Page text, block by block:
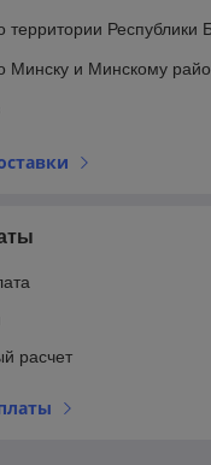
территории Республики
Минску и Минскому
расчет